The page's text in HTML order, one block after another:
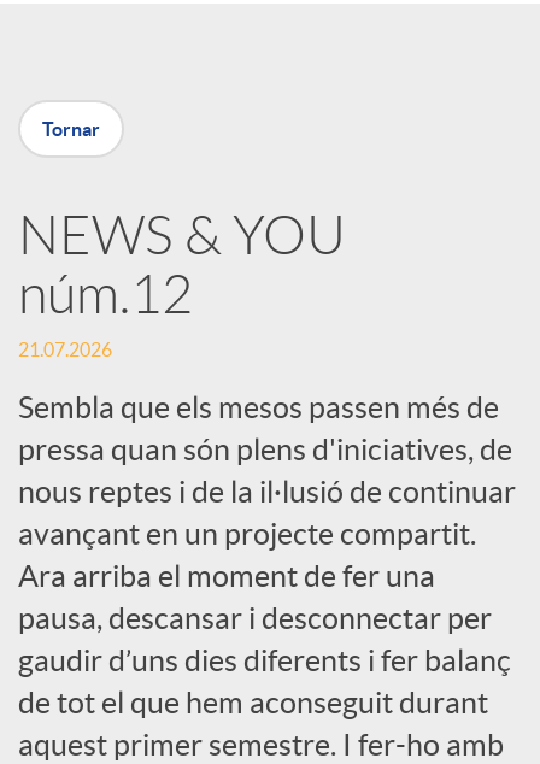
a
a
r
x
e
s
S
o
Tornar
NEWS & YOU
núm.12
21.07.2026
Sembla que els mesos passen més de
pressa quan són plens d'iniciatives, de
nous reptes i de la il·lusió de continuar
avançant en un projecte compartit.
Ara arriba el moment de fer una
pausa, descansar i desconnectar per
gaudir d’uns dies diferents i fer balanç
de tot el que hem aconseguit durant
aquest primer semestre. I fer-ho amb